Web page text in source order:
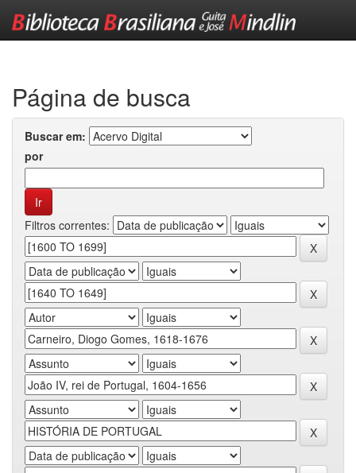
Página de busca
Buscar em:
por
Filtros correntes: